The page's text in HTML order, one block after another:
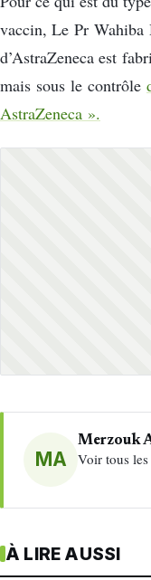
vaccin, Le Pr Wahiba
d’AstraZeneca est
mais sous le contrôle
AstraZeneca ».
MA
Merzouk
Voir tous
À LIRE AUSSI